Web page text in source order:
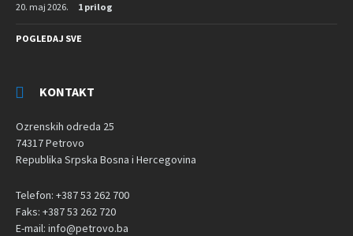
20. maj 2026. 1 prilog
POGLEDAJ SVE
KONTAKT
Ozrenskih odreda 25
74317 Petrovo
Republika Srpska Bosna i Hercegovina
Telefon: +387 53 262 700
Faks: +387 53 262 720
E-mail: info@petrovo.ba